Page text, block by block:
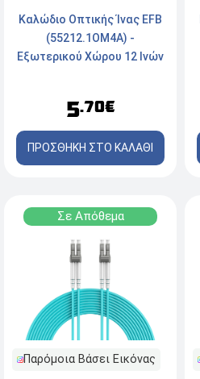
Καλώδιο Οπτικής Ίνας EFB
(55212.1OM4A) -
Εξωτερικού Χώρου 12 Ινών
5.70€
ΠΡΟΣΘΗΚΗ ΣΤΟ ΚΑΛΑΘΙ
Σε Απόθεμα
Παρόμοια Βάσει Εικόνας